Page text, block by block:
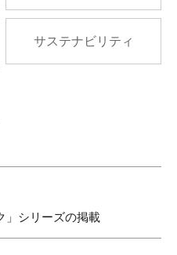
サステナビリティ
」シリーズの掲載